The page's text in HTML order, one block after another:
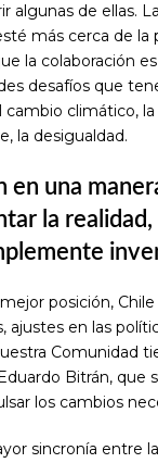
algunas de ellas.
más cerca de la
la colaboración
desafíos que
cambio climático, la
la desigualdad.
en una
la realidad,
posición,
ajustes en las
Comunidad
Bitrán, que
los cambios
sincronía entre la